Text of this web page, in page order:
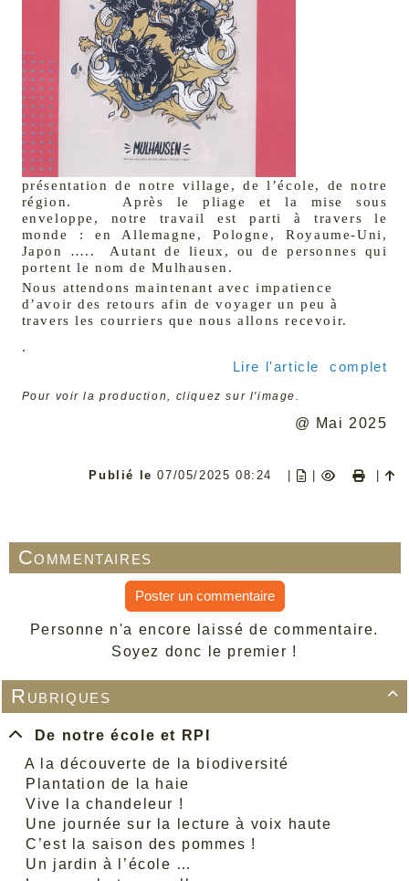

Rubriques
De notre école et RPI
A la découverte de la biodiversité
Plantation de la haie
Vive la chandeleur !
Une journée sur la lecture à voix haute
C’est la saison des pommes !
Un jardin à l’école …
présentation de notre village, de l’école, de notre
région. Après le pliage et la mise sous
enveloppe, notre travail est parti à travers le
monde : en Allemagne, Pologne, Royaume-Uni,
Japon ….. Autant de lieux, ou de personnes qui
portent le nom de Mulhausen.
Nous attendons maintenant avec impatience
d’avoir des retours afin de voyager un peu à
travers les courriers que nous allons recevoir.
.
Lire l'article complet
Pour voir la production, cliquez sur l'image.
@ Mai 2025
Publié le07/05/2025 08:24 |
Commentaires
Poster un commentaire
Personne n'a encore laissé de commentaire.
Soyez donc le premier !